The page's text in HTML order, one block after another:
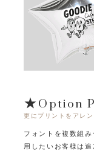
★Option
更にプリントをアレ
フォントを複数組
用したいお客様は